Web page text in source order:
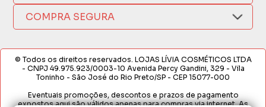
Fabricantes
Termos de Compra e Venda
sacweb@lojaslivia.com.br
COMPRA SEGURA
© Todos os direitos reservados. LOJAS LÍVIA COSMÉTICOS LTDA
- CNPJ 49.975.923/0003-10 Avenida Percy Gandini, 329 - Vila
Toninho - São José do Rio Preto/SP - CEP 15077-000
Eventuais promoções, descontos e prazos de pagamento
expostos aqui são válidos apenas para compras via internet. As